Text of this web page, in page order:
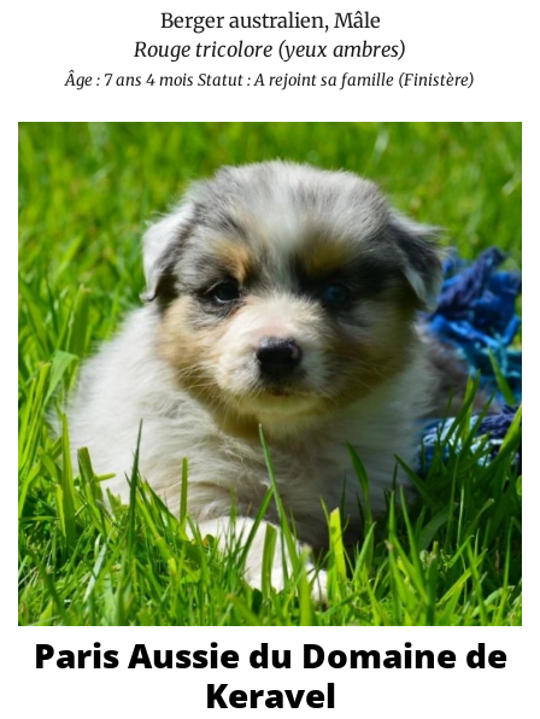
Berger australien, Mâle
Rouge tricolore (yeux ambres)
Âge : 7 ans 4 mois Statut : A rejoint sa famille (Finistère)
Paris Aussie du Domaine de
Keravel